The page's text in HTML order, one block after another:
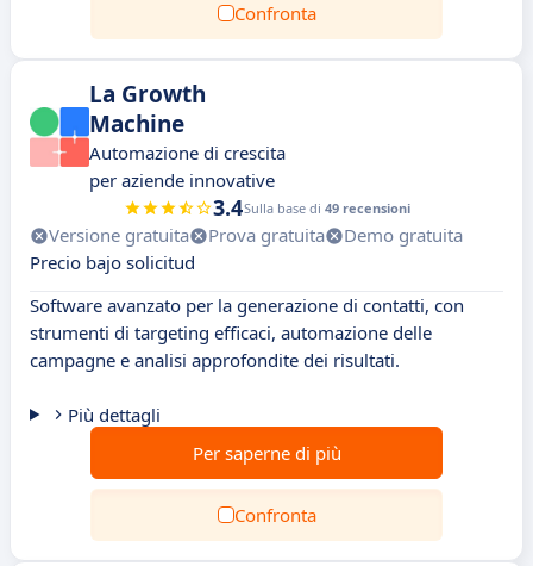
Confronta
La Growth
Machine
Automazione di crescita
per aziende innovative
3.4Sulla base di 49 recensioni
Versione gratuita Prova gratuita
Demo gratuita
Precio bajo solicitud
Software avanzato per la generazione di contatti, con
strumenti di targeting efficaci, automazione delle
campagne e analisi approfondite dei risultati.
Più dettagli
Per saperne di più
Confronta